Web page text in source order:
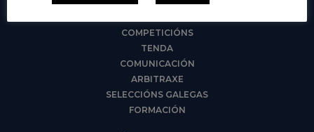
COMPETICIÓNS
TENDA
COMUNICACIÓN
ARBITRAXE
SELECCIÓNS GALEGAS
FORMACIÓN